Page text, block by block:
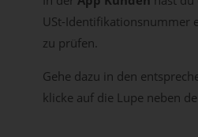
USt-Identifikationsnummer
zu prüfen.
Gehe dazu in den
klicke auf die Lupe neben